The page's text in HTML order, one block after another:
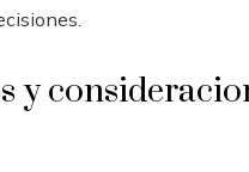
y